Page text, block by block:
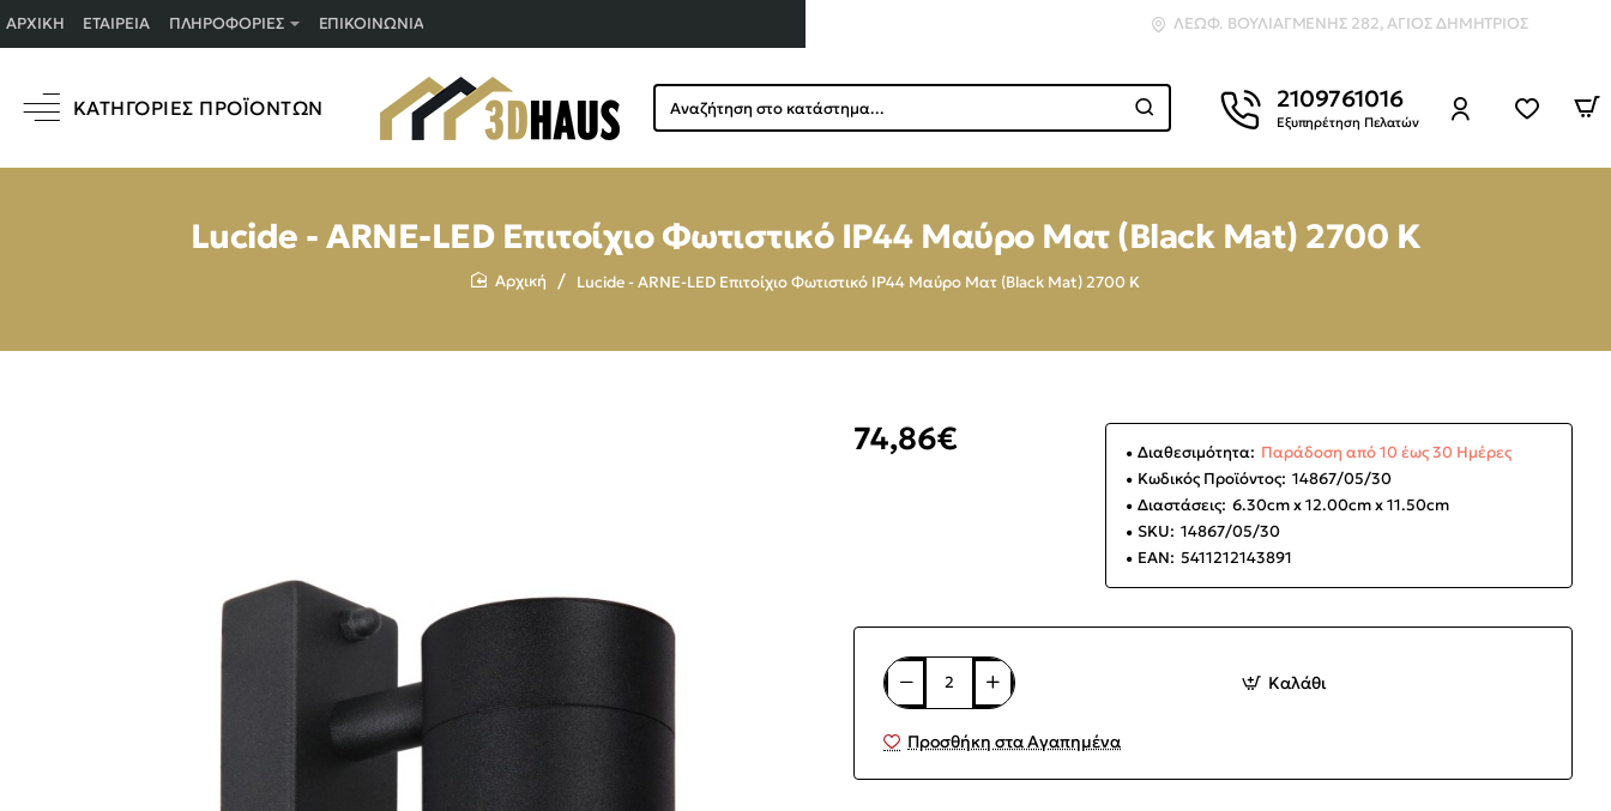
ΑΡΧΙΚΉ ΕΤΑΙΡΕΊΑ ΠΛΗΡΟΦΟΡΊΕΣ ΕΠΙΚΟΙΝΩΝΊΑ ΛΕΩΦ. ΒΟΥΛΙΑΓΜΈΝΗΣ 282, ΆΓΙΟΣ ΔΗΜΉΤΡΙΟΣ
ΚΑΤΗΓΟΡΊΕΣ ΠΡΟΪΌΝΤΩΝ
Αναζήτηση
στο
2109761016
Εξυπηρέτηση Πελατών
Lucide - ARNE-LED Επιτοίχιο Φωτιστικό IP44 Μαύρο Ματ (Black Mat) 2700 K
Lucide - ARNE-LED Επιτοίχιο Φωτιστικό IP44 Μαύρο Ματ (Black Mat) 2700 K
74,86€ Διαθεσιμότητα: Παράδοση από 10 έως 30 Ημέρες
Κωδικός Προϊόντος: 14867/05/30
Διαστάσεις: 6.30cm x 12.00cm x 11.50cm
SKU: 14867/05/30
EAN: 5411212143891
Καλάθι
Προσθήκη στα Αγαπημένα